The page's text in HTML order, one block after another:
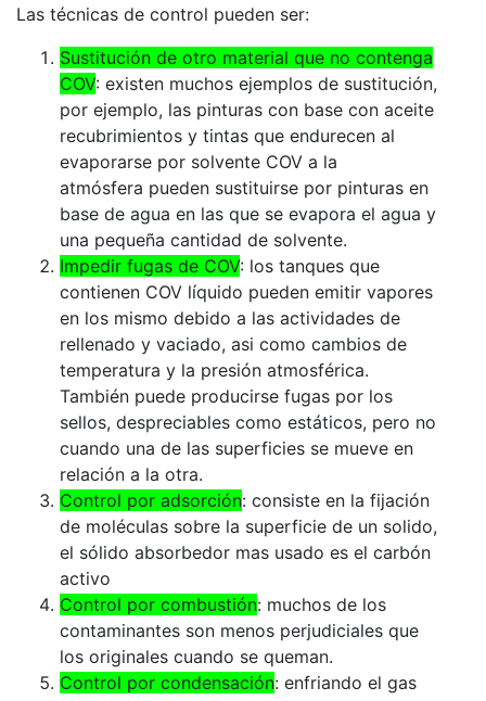
Las técnicas de control pueden ser:
Sustitución de otro material que no contenga
COV: existen muchos ejemplos de sustitución,
por ejemplo, las pinturas con base con aceite
recubrimientos y tintas que endurecen al
evaporarse por solvente COV a la
atmósfera pueden sustituirse por pinturas en
base de agua en las que se evapora el agua y
una pequeña cantidad de solvente.
Impedir fugas de COV: los tanques que
contienen COV líquido pueden emitir vapores
en los mismo debido a las actividades de
rellenado y vaciado, asi como cambios de
temperatura y la presión atmosférica.
También puede producirse fugas por los
sellos, despreciables como estáticos, pero no
cuando una de las superficies se mueve en
relación a la otra.
Control por adsorción: consiste en la fijación
de moléculas sobre la superficie de un solido,
el sólido absorbedor mas usado es el carbón
activo
Control por combustión: muchos de los
contaminantes son menos perjudiciales que
los originales cuando se queman.
Control por condensación: enfriando el gas